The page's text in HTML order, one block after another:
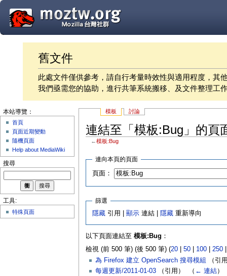
舊文件
此處文件僅供參考，請自行考量時效性與適用程度，其
我們亟需您的協助，進行共筆系統搬移、及文件整理工
模板 討論
連結至「模板:Bug」的頁
←模板:Bug
連向本頁的頁面
頁面：
篩選
隱藏 引用 |顯示 連結 | 隱藏 重新導向
以下頁面連結至 模板:Bug ：
檢視 (前 500 筆) (後 500 筆) (20| 50| 100| 250
為 Firefox 建立 OpenSearch 搜尋模組
（引
每週更新/2011-01-03（引用） ‎ （ ← 連結）
本站導覽：
首頁
頁面近期變動
隨機頁面
Help about MediaWiki
搜尋
工具:
特殊頁面